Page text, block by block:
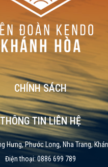
CHÍNH SÁCH
THÔNG TIN LIÊN HỆ
Hưng, Phước Long, Nha Trang,
Điện thoại: 0886 699 789